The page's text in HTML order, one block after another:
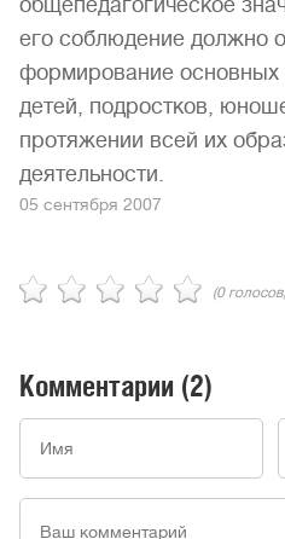
общепедагогическое
его соблюдение должно
формирование основных
детей, подростков,
протяжении всей их
деятельности.
05 сентября 2007
(0
Комментарии (2)